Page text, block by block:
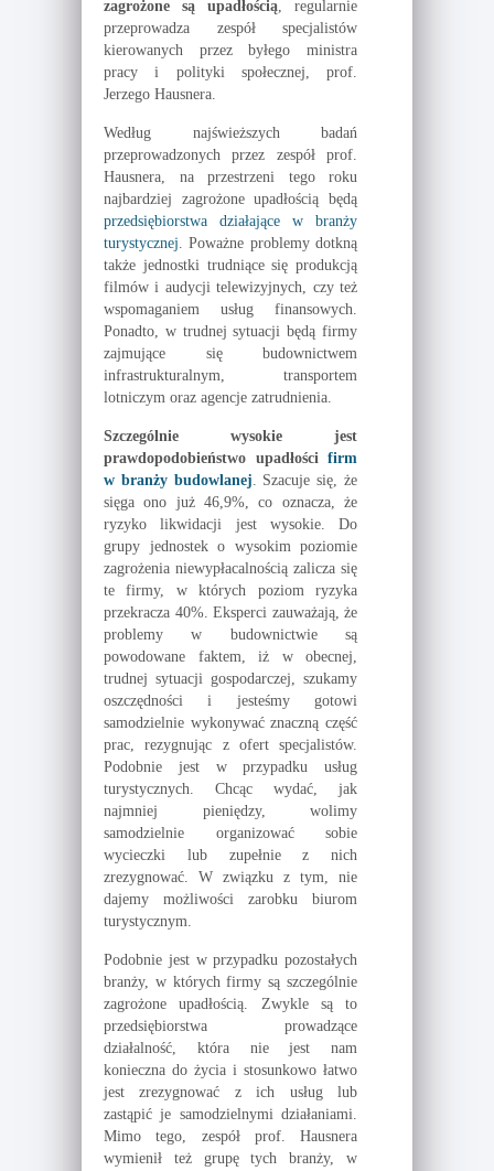
zagrożone są upadłością, regularnie
przeprowadza zespół specjalistów
kierowanych przez byłego ministra
pracy i polityki społecznej, prof.
Jerzego Hausnera.
Według najświeższych badań
przeprowadzonych przez zespół prof.
Hausnera, na przestrzeni tego roku
najbardziej zagrożone upadłością będą
przedsiębiorstwa działające w branży
turystycznej. Poważne problemy dotkną
także jednostki trudniące się produkcją
filmów i audycji telewizyjnych, czy też
wspomaganiem usług finansowych.
Ponadto, w trudnej sytuacji będą firmy
zajmujące się budownictwem
infrastrukturalnym, transportem
lotniczym oraz agencje zatrudnienia.
Szczególnie wysokie jest
prawdopodobieństwo upadłości firm
w branży budowlanej. Szacuje się, że
sięga ono już 46,9%, co oznacza, że
ryzyko likwidacji jest wysokie. Do
grupy jednostek o wysokim poziomie
zagrożenia niewypłacalnością zalicza się
te firmy, w których poziom ryzyka
przekracza 40%. Eksperci zauważają, że
problemy w budownictwie są
powodowane faktem, iż w obecnej,
trudnej sytuacji gospodarczej, szukamy
oszczędności i jesteśmy gotowi
samodzielnie wykonywać znaczną część
prac, rezygnując z ofert specjalistów.
Podobnie jest w przypadku usług
turystycznych. Chcąc wydać, jak
najmniej pieniędzy, wolimy
samodzielnie organizować sobie
wycieczki lub zupełnie z nich
zrezygnować. W związku z tym, nie
dajemy możliwości zarobku biurom
turystycznym.
Podobnie jest w przypadku pozostałych
branży, w których firmy są szczególnie
zagrożone upadłością. Zwykle są to
przedsiębiorstwa prowadzące
działalność, która nie jest nam
konieczna do życia i stosunkowo łatwo
jest zrezygnować z ich usług lub
zastąpić je samodzielnymi działaniami.
Mimo tego, zespół prof. Hausnera
wymienił też grupę tych branży, w